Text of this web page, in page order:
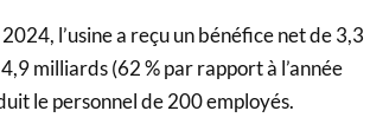
l’usine a reçu un bénéfice net de 3,3
milliards (62 % par rapport à l’année
le personnel de 200 employés.